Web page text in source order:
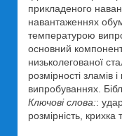
прикладеного
навантаженнях
температурою
основний
низьколегованої
розмірності
випробуваннях.
Ключові слова::
розмірність,